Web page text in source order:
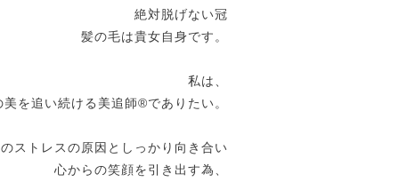
絶対脱げない冠
髪の毛は貴女自身です。
私は、
美を追い続ける美追師®️でありたい。
ストレスの原因としっかり向き合い
心からの笑顔を引き出す為、